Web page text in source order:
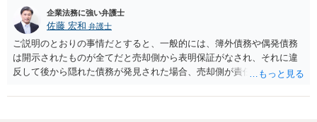
企業法務に強い弁護士
佐藤 宏和 弁護士
ご説明のとおりの事情だとすると、一般的には、簿外債務や偶発債務
は開示されたものが全てだと売却側から表明保証がなされ、それに違
反して後から隠れた債務が発見された場合、売却側が責任追及を受け
渡は成立しないでしょう。それでも万が一表明保証なしで株式譲渡契